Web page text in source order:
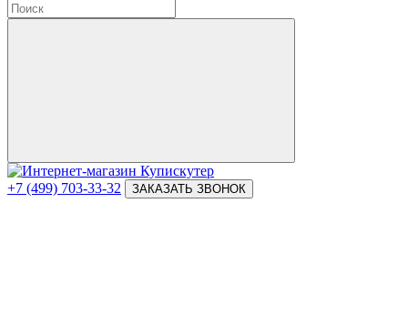
+7 (499) 703-33-32 ЗАКАЗАТЬ ЗВОНОК